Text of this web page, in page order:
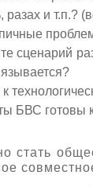
разах и т.п.?
сценарий
БВС
стать